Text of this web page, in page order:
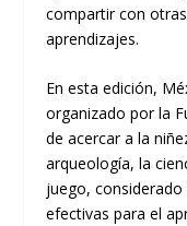
compartir con
aprendizajes.
En esta edición,
organizado por la
de acercar a la
arqueología, la
juego,
efectivas para el